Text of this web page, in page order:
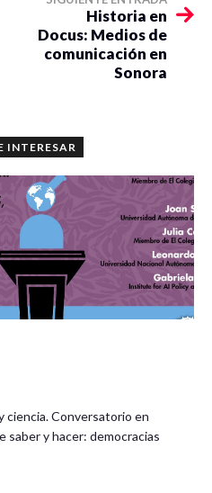
Historia en
Docus: Medios de
comunicación en
Sonora
INTERESAR
ciencia. Conversatorio en
saber y hacer: democracias